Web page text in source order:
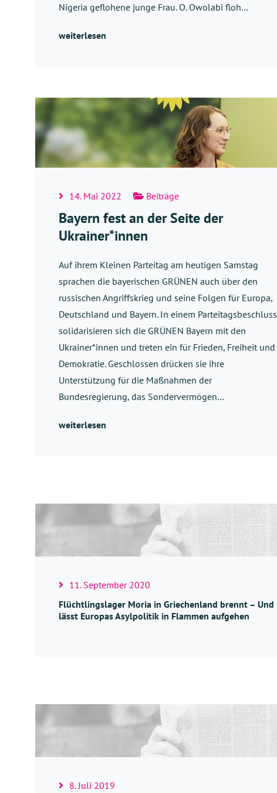
Nigeria geflohene junge Frau. O. Owolabi floh…
weiterlesen
14. Mai 2022 Beiträge
Bayern fest an der Seite der
Ukrainer*innen
Auf ihrem Kleinen Parteitag am heutigen Samstag
sprachen die bayerischen GRÜNEN auch über den
russischen Angriffskrieg und seine Folgen für Europa,
Deutschland und Bayern. In einem Parteitagsbeschluss
solidarisieren sich die GRÜNEN Bayern mit den
Ukrainer*innen und treten ein für Frieden, Freiheit und
Demokratie. Geschlossen drücken sie ihre
Unterstützung für die Maßnahmen der
Bundesregierung, das Sondervermögen…
weiterlesen
11. September 2020
Flüchtlingslager Moria in Griechenland brennt – Und
lässt Europas Asylpolitik in Flammen aufgehen
8. Juli 2019